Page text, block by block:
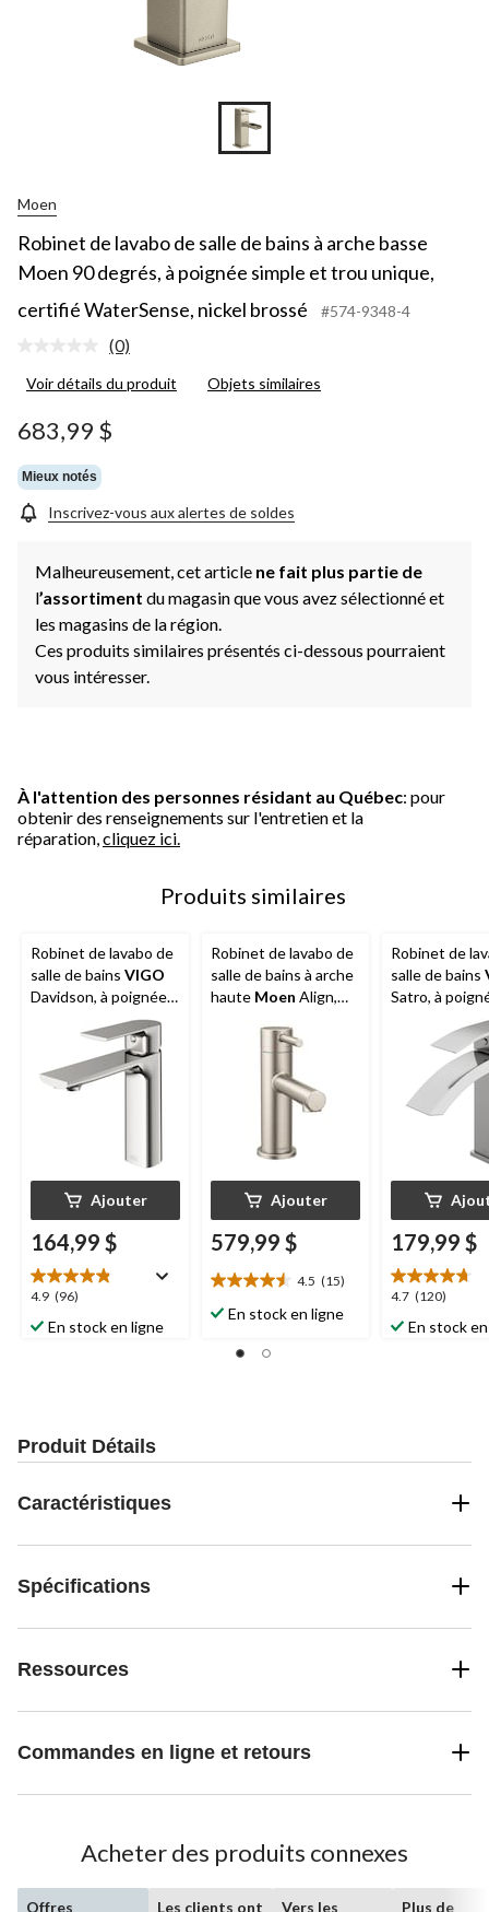
Moen
Robinet de lavabo de salle de bains à arche basse
Moen 90 degrés, à poignée simple et trou unique,
certifié WaterSense, nickel brossé
#574-9348-4
Aucune
pour
produit.
Lien
page.
(0)
Voir détails du produit Objets similaires
683,99 $
Mieux notés
Inscrivez-vous aux alertes de soldes
Malheureusement, cet article ne fait plus partie de
l’assortiment du magasin que vous avez sélectionné et
les magasins de la région.
Ces produits similaires présentés ci-dessous pourraient
vous intéresser.
À l'attention des personnes résidant au Québec: pour
obtenir des renseignements sur l'entretien et la
réparation, cliquez ici.
Produits similaires
Robinet de lavabo de
salle de bains VIGO
Davidson, à poignée
simple et trou unique,
certifié WaterSense,
nickel brossé
Ajouter
164,99 $
4.9 (96)
4.9
étoile(s)
sur
En stock en ligne
Robinet de lavabo de
salle de bains à arche
haute Moen Align,
trou unique, nickel
Ajouter
579,99 $
4.5 (15)
4.5
étoile(s)
En stock en ligne
Robinet de
salle de bains
Satro, à
simple et
certifié
nickel brossé
179,99 $
4.7 (120)
4.7
étoile(s)
sur
En stock
Produit Détails
Caractéristiques
Spécifications
Ressources
Commandes en ligne et retours
Acheter des produits connexes
Offres Les clients ont Vers les Plus de